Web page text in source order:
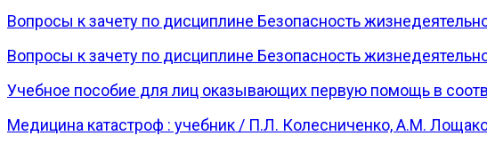
Вопросы к зачету по дисциплине Безопасность
Вопросы к зачету по дисциплине Безопасность
Учебное пособие для лиц оказывающих первую помощь в
Медицина катастроф : учебник / П.Л. Колесниченко, А.М.